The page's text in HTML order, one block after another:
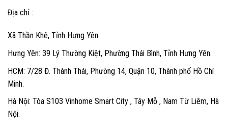
Địa chỉ :
Xã Thần Khê, Tỉnh Hưng Yên.
Hưng Yên: 39 Lý Thường Kiệt, Phường Thái Bình, Tỉnh Hưng Yên.
HCM: 7/28 Đ. Thành Thái, Phường 14, Quận 10, Thành phố Hồ Chí
Minh.
Hà Nội: Tòa S103 Vinhome Smart City , Tây Mỗ , Nam Từ Liêm, Hà
Nội.